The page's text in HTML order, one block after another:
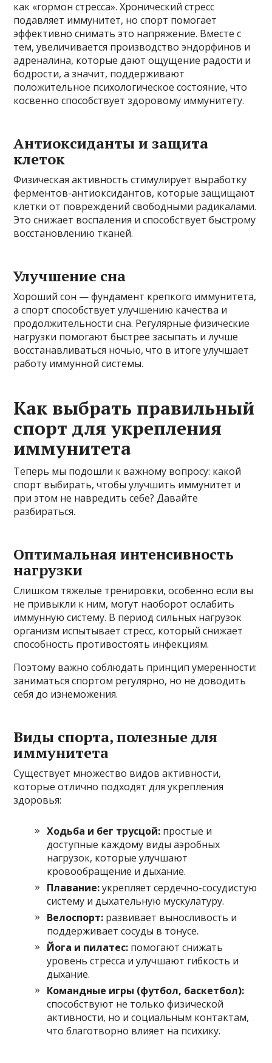
как «гормон стресса». Хронический стресс
подавляет иммунитет, но спорт помогает
эффективно снимать это напряжение. Вместе с
тем, увеличивается производство эндорфинов и
адреналина, которые дают ощущение радости и
бодрости, а значит, поддерживают
положительное психологическое состояние, что
косвенно способствует здоровому иммунитету.
Антиоксиданты и защита
клеток
Физическая активность стимулирует выработку
ферментов-антиоксидантов, которые защищают
клетки от повреждений свободными радикалами.
Это снижает воспаления и способствует быстрому
восстановлению тканей.
Улучшение сна
Хороший сон — фундамент крепкого иммунитета,
а спорт способствует улучшению качества и
продолжительности сна. Регулярные физические
нагрузки помогают быстрее засыпать и лучше
восстанавливаться ночью, что в итоге улучшает
работу иммунной системы.
Как выбрать правильный
спорт для укрепления
иммунитета
Теперь мы подошли к важному вопросу: какой
спорт выбирать, чтобы улучшить иммунитет и
при этом не навредить себе? Давайте
разбираться.
Оптимальная интенсивность
нагрузки
Слишком тяжелые тренировки, особенно если вы
не привыкли к ним, могут наоборот ослабить
иммунную систему. В период сильных нагрузок
организм испытывает стресс, который снижает
способность противостоять инфекциям.
Поэтому важно соблюдать принцип умеренности:
заниматься спортом регулярно, но не доводить
себя до изнеможения.
Виды спорта, полезные для
иммунитета
Существует множество видов активности,
которые отлично подходят для укрепления
здоровья:
Ходьба и бег трусцой: простые и
доступные каждому виды аэробных
нагрузок, которые улучшают
кровообращение и дыхание.
Плавание:укрепляет сердечно-сосудистую
систему и дыхательную мускулатуру.
Велоспорт: развивает выносливость и
поддерживает сосуды в тонусе.
Йога и пилатес: помогают снижать
уровень стресса и улучшают гибкость и
дыхание.
Командные игры (футбол, баскетбол):
способствуют не только физической
активности, но и социальным контактам,
что благотворно влияет на психику.